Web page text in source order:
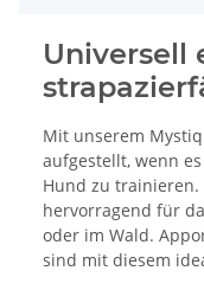
Universell
Mit unserem
aufgestellt, wenn
Hund zu trainieren.
hervorragend für
oder im Wald.
sind mit diesem